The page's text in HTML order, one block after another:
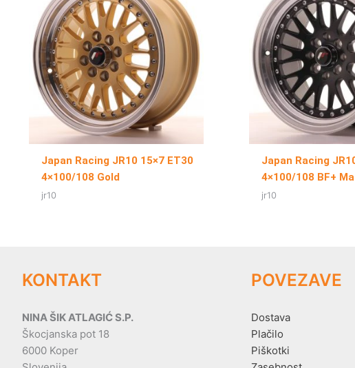
Japan Racing JR10 15×7 ET30
4×100/108 Gold
jr10
Japan Racing
4×100/108 BF+
jr10
KONTAKT
NINA ŠIK ATLAGIĆ S.P.
Škocjanska pot 18
6000 Koper
POVEZAVE
Dostava
Plačilo
Piškotki